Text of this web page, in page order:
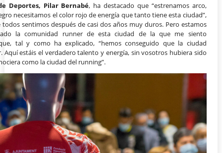
Deportes, Pilar Bernabé, ha destacado que “estrenamos arco,
necesitamos el color rojo de energía que tanto tiene esta ciudad”,
sentimos después de casi dos años muy duros. Pero estamos
la comunidad runner de esta ciudad de la que me siento
tal y como ha explicado, “hemos conseguido que la ciudad
Aquí estáis el verdadero talento y energía, sin vosotros hubiera sido
como la ciudad del running”.